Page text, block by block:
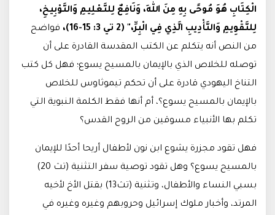
الْكِتَابِ هُوَ مُوحًى بِهِ مِنَ اللهِ، وَنَافِعٌ لِلتَّعْلِيمِ وَالتَّوْبِيخِ،
لِلتَّقْوِيمِ وَالتَّأْدِيبِ الَّذِي فِي الْبِرِّ،" (2 تي 3: 15-16)،
فواضح
من النص أنه يتكلم عن الكتب المقدسة القادرة على أن
توصله للخلاص الذي بالإيمان بالمسيح يسوع؛ فهل كل كتب
التناخ اليهودي قادرة على أن تحكم تيموثاوس للخلاص
بالإيمان بالمسيح يسوع؟، أم أنها فقط الكلمة النبوية التي
تكلم بها الأنبياء مسوقين من الروح القدس؟
فهل تقود مجزرة يشوع ابن نون لأطفال أريحا أحدًا للإيمان
بالمسيح يسوع؟ وهل تقود توصية سفر التثنية (تث 20)
بسبي النساء والأطفال، وتثنية (تث13) بقتل الأخ لأخيه
المرتد، وأخبار ملوك إسرائيل وحروبهم وغيره وغيره في